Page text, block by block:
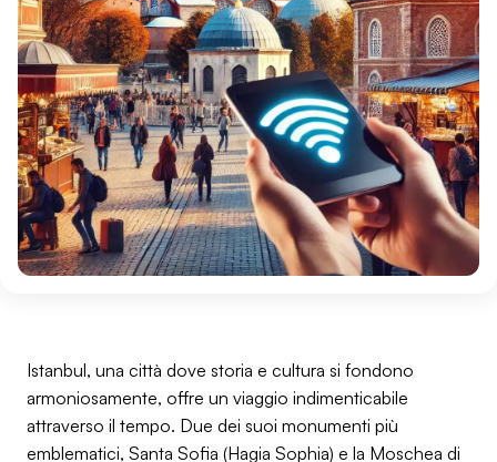
Istanbul, una città dove storia e cultura si fondono
armoniosamente, offre un viaggio indimenticabile
attraverso il tempo. Due dei suoi monumenti più
emblematici, Santa Sofia (Hagia Sophia) e la Moschea di